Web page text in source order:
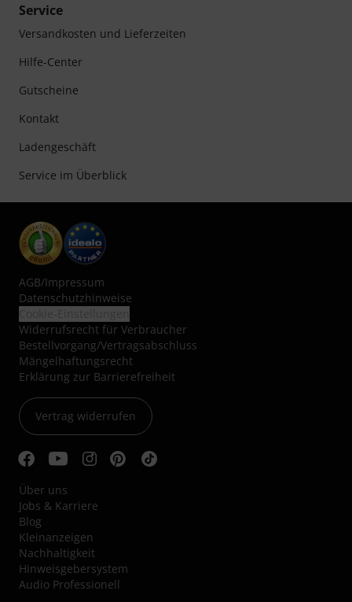
Service
Versandkosten und Lieferzeiten
Hilfe-Center
Gutscheine
Kontakt
Ladengeschäft
Service im Überblick
AGB/Impressum
Datenschutzhinweise
Widerrufsrecht für Verbraucher
Bestellvorgang/Vertragsabschluss
Mängelhaftungsrecht
Erklärung zur Barrierefreiheit
Vertrag widerrufen
Über uns
Jobs & Karriere
Blog
Kleinanzeigen
Nachhaltigkeit
Hinweisgebersystem
Audio Professionell